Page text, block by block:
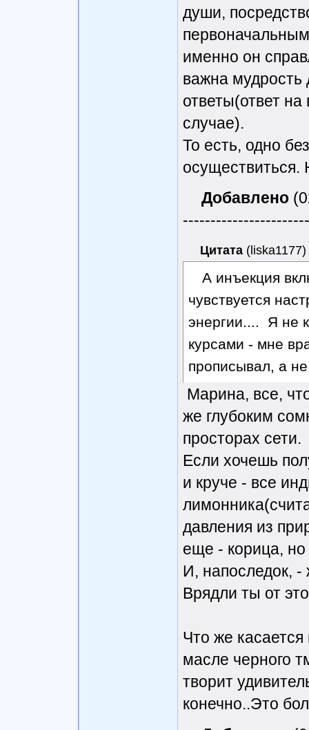
души,
именно он
важна мудрость
ответы(ответ
случае).
То есть, одно
осуществиться.
Добавлено
Цитата ( liska1177)
А инъекция
чувствуется
энергии.... Я не
курсами - мне
прописывал, а
Марина, все,
же глубоким
просторах сети.
Если хочешь
и круче - все
давления из
еще - корица, но
И, напоследок,
Врядли ты от
Что же
масле черного
творит
конечно..Это